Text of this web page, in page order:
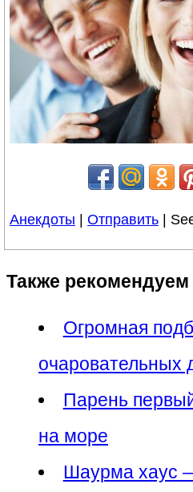
Анекдоты | Отправить |
Также рекомендуем
Огромная
очаровательных
Парень
на море
Шаурма хаус